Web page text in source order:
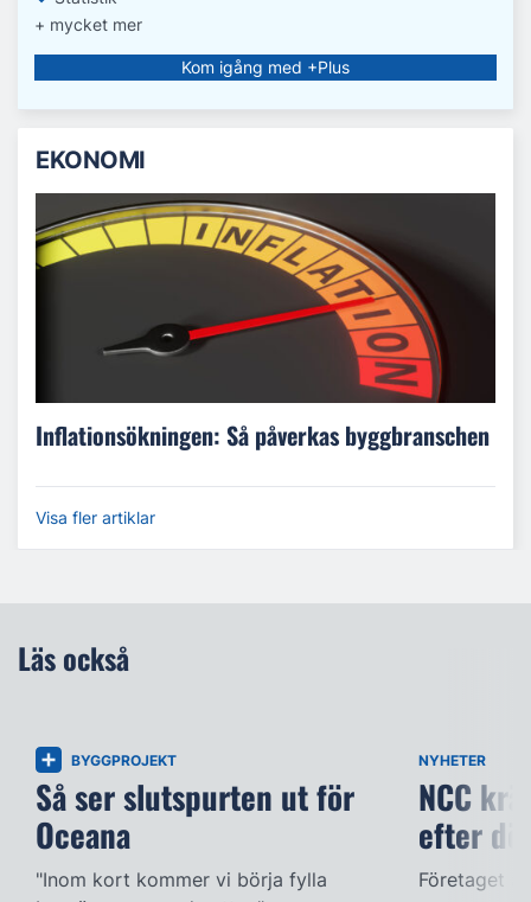
+ mycket mer
Kom igång med +Plus
EKONOMI
Inflationsökningen: Så påverkas byggbranschen
Visa fler artiklar
Läs också
BYGGPROJEKT
Så ser slutspurten ut för
Oceana
"Inom kort kommer vi börja fylla
NYHETER
NCC
efter
Företaget